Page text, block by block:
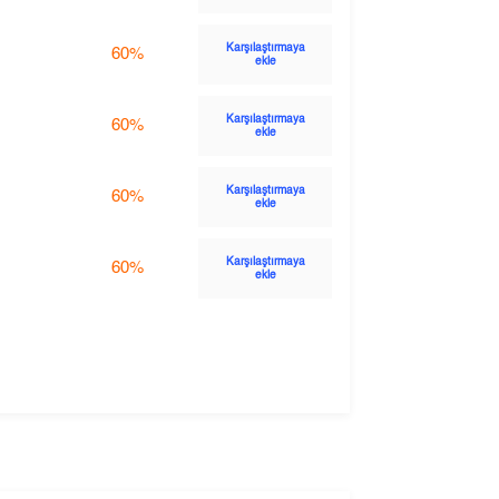
60%
Karşılaştırmaya
ekle
60%
Karşılaştırmaya
ekle
60%
Karşılaştırmaya
ekle
60%
Karşılaştırmaya
ekle